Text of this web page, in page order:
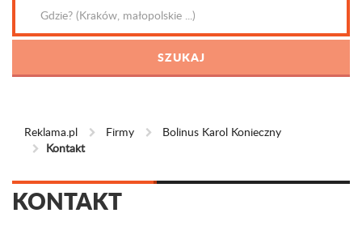
Reklama.pl Firmy
Bolinus Karol Konieczny
Kontakt
KONTAKT